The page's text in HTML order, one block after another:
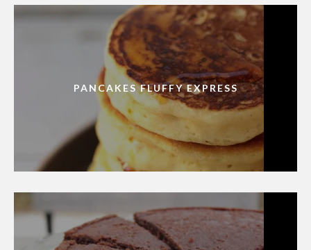
PANCAKES FLUFFY EXPRESS